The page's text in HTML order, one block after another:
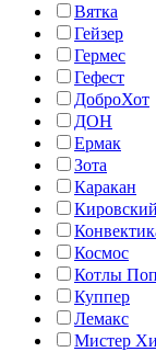
Вятка
Гейзер
Гермес
Гефест
ДоброХот
ДОН
Ермак
Зота
Каракан
Космос
Котлы
Куппер
Лемакс
Мистер